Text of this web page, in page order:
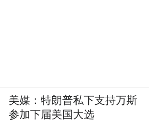
美媒：特朗普私下支持万斯
参加下届美国大选